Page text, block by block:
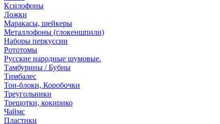
Ксилофоны
Ложки
Маракасы, шейкеры
Металлофоны (глокеншпили)
Наборы перкуссии
Рототомы
Русские народные шумовые.
Тамбурины / Бубны
Тимбалес
Тон-блоки, Коробочки
Треугольники
Трещотки, кокирико
Чаймс
Пластики